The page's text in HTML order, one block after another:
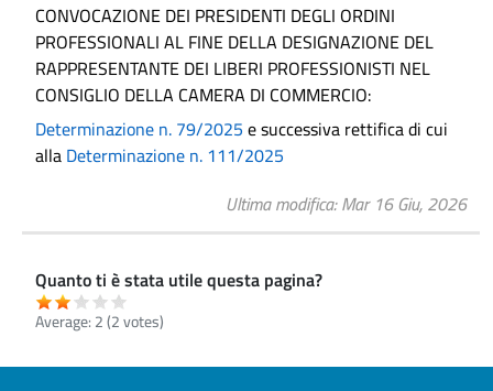
CONVOCAZIONE DEI PRESIDENTI DEGLI ORDINI
PROFESSIONALI AL FINE DELLA DESIGNAZIONE DEL
RAPPRESENTANTE DEI LIBERI PROFESSIONISTI NEL
CONSIGLIO DELLA CAMERA DI COMMERCIO:
Determinazione n. 79/2025 e successiva rettifica di cui
alla Determinazione n. 111/2025
Ultima modifica Mar 16 Giu, 2026
Quanto ti è stata utile questa pagina?
Average: 2(2votes)